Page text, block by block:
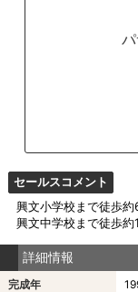
セールスコメント
興文小学校まで徒歩約
興文中学校まで徒歩約
詳細情報
完成年